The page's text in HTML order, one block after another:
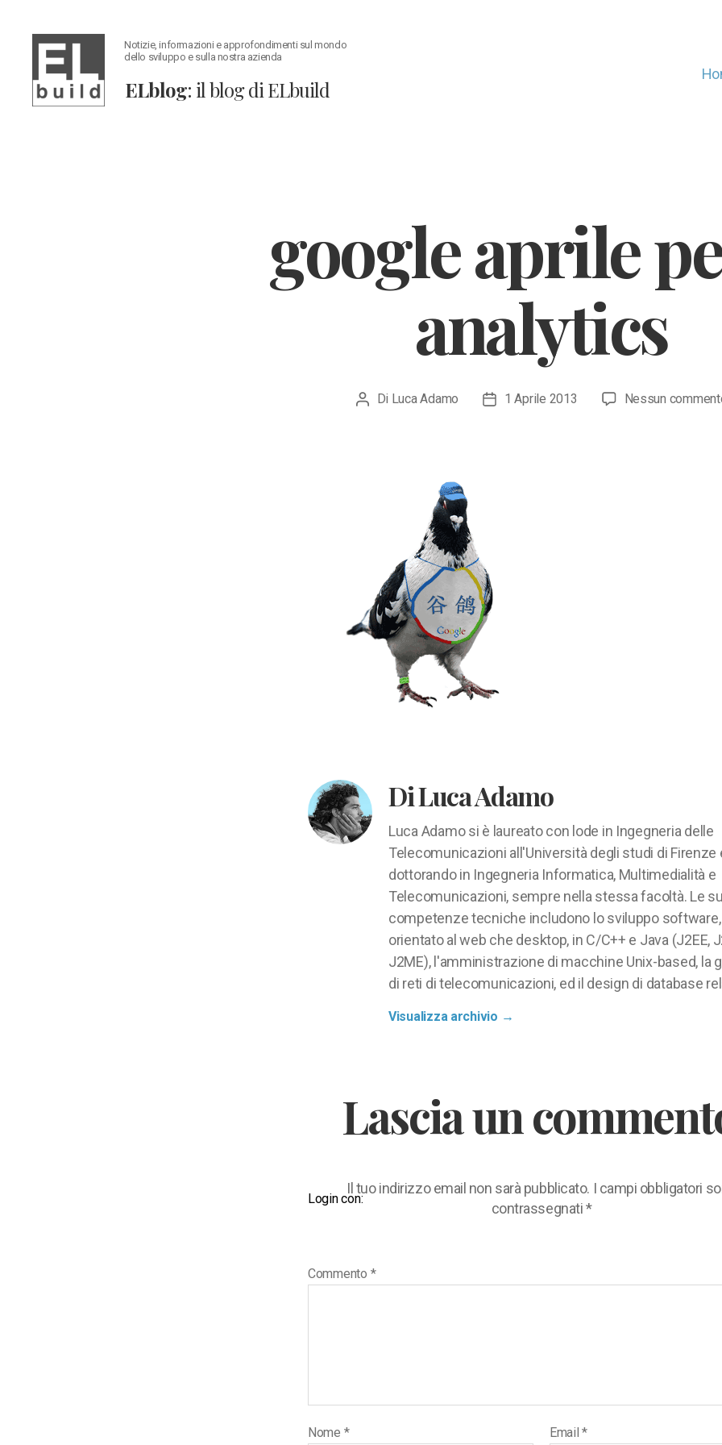
Notizie, informazioni e approfondimenti sul mondo
dello sviluppo e sulla nostra azienda
ELblog: il blog di ELbuild
google aprile
analytics
Autore
Di Luca Adamo
Data1 Aprile 2013 Nessun
Di Luca Adamo
Luca Adamo si è laureato con lode in Ingegneria delle
Telecomunicazioni all'Università degli studi di Firenze
dottorando in Ingegneria Informatica, Multimedialità e
Telecomunicazioni, sempre nella stessa facoltà. Le
competenze tecniche includono lo sviluppo software,
orientato al web che desktop, in C/C++ e Java (J2EE,
J2ME), l'amministrazione di macchine Unix-based, la
di reti di telecomunicazioni, ed il design di database
Visualizza archivio →
Lascia un
Login con:
Il tuo indirizzo email non sarà pubblicato. I campi obbligatori
contrassegnati*
Commento *
Nome * Email*